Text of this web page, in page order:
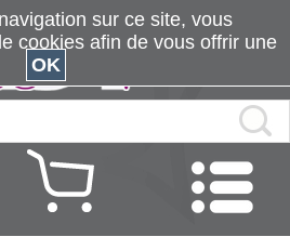
sur ce site, vous
cookies afin de vous offrir une
OK